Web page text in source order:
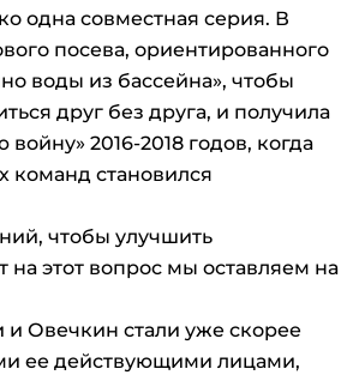
одна совместная серия. В
посева, ориентированного
воды из бассейна», чтобы
друг без друга, и получила
2016-2018 годов, когда
команд становился
чтобы улучшить
этот вопрос мы оставляем на
Овечкин стали уже скорее
ее действующими лицами,